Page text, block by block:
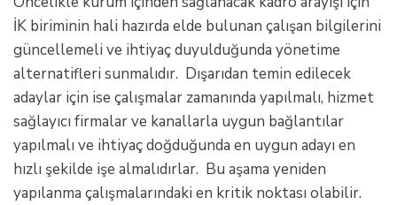
İK biriminin hali hazırda elde bulunan çalışan bilgilerini
güncellemeli ve ihtiyaç duyulduğunda yönetime
alternatifleri sunmalıdır. Dışarıdan temin edilecek
adaylar için ise çalışmalar zamanında yapılmalı, hizmet
sağlayıcı firmalar ve kanallarla uygun bağlantılar
yapılmalı ve ihtiyaç doğduğunda en uygun adayı en
hızlı şekilde işe almalıdırlar. Bu aşama yeniden
yapılanma çalışmalarındaki en kritik noktası olabilir.